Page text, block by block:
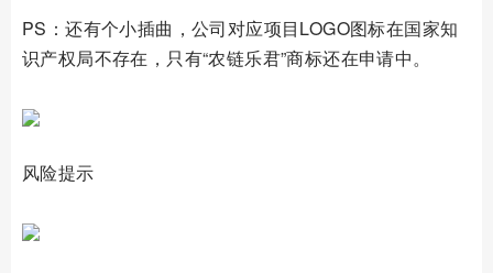
PS：还有个小插曲，公司对应项目LOGO图标在国家知
识产权局不存在，只有“农链乐君”商标还在申请中。
风险提示